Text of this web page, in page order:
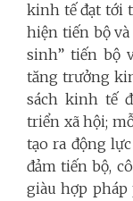
kinh tế đạt tới
hiện tiến bộ
sinh” tiến bộ
tăng trưởng
sách kinh tế
triển xã hội;
tạo ra động
đảm tiến bộ,
giàu hợp pháp